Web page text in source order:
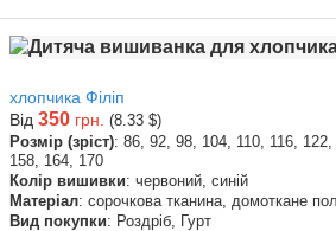
хлопчика Філіп
Від 350 грн. (8.33 $)
Розмір (зріст): 86, 92, 98, 104, 110, 116,
158, 164, 170
Колір вишивки: червоний, синій
Матеріал: сорочкова тканина, домоткане
Вид покупки: Роздріб, Гурт